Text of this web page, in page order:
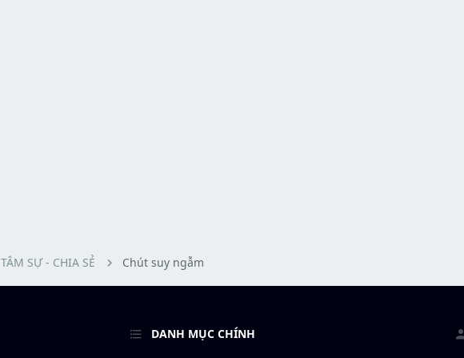
TÂM SỰ - CHIA SẺ Chút suy ngẫm
DANH MỤC CHÍNH